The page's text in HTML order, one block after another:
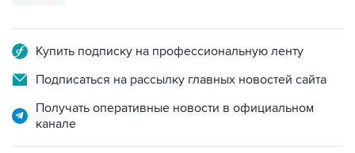
Купить подписку на профессиональную ленту
Подписаться на рассылку главных новостей сайта
Получать оперативные новости в официальном
канале